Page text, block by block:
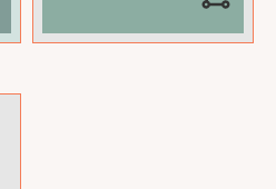
aufeinander